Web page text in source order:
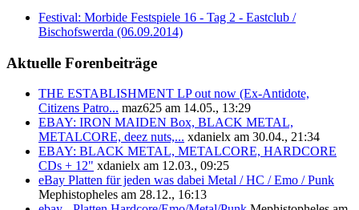
Festival: Morbide Festspiele 16 - Tag 2 - Eastclub /
Bischofswerda (06.09.2014)
Aktuelle Forenbeiträge
THE ESTABLISHMENT LP out now (Ex-Antidote,
Citizens Patro... maz625 am 14.05., 13:29
EBAY: IRON MAIDEN Box, BLACK METAL,
METALCORE, deez nuts,... xdanielx am 30.04., 21:34
EBAY: BLACK METAL, METALCORE, HARDCORE
CDs + 12" xdanielx am 12.03., 09:25
eBay Platten für jeden was dabei Metal / HC / Emo / Punk
Mephistopheles am 28.12., 16:13